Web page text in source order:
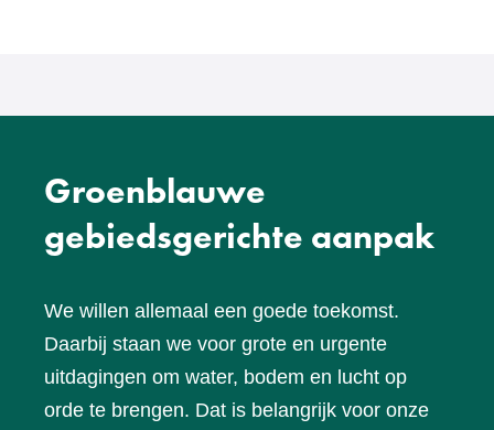
Groenblauwe
gebiedsgerichte aanpak
We willen allemaal een goede toekomst.
Daarbij staan we voor grote en urgente
uitdagingen om water, bodem en lucht op
orde te brengen. Dat is belangrijk voor onze